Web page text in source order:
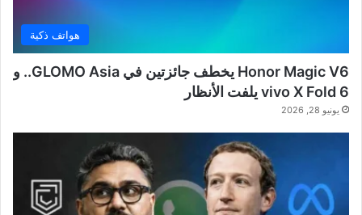
هواتف ذكية
Honor Magic V6 يخطف جائزتين في GLOMO Asia.. و
vivo X Fold 6 يلفت الأنظار
يونيو 28, 2026